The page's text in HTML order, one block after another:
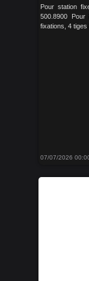
Pour station
500.8900
fixations, 4
07/07/2026